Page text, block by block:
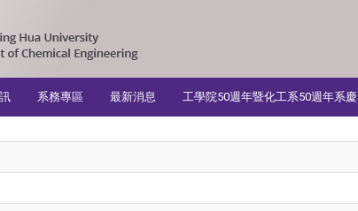
系務專區 最新消息 工學院50週年暨化工系50週年系慶